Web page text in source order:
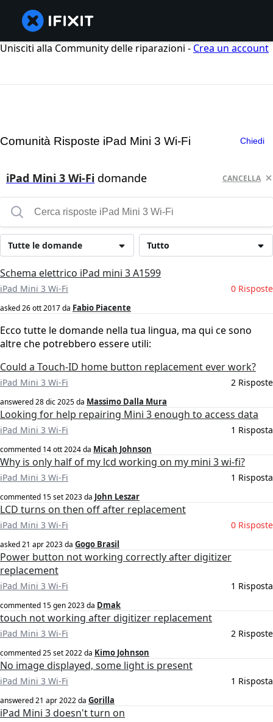
Unisciti alla Community delle riparazioni - Crea un account
Comunità Risposte iPad Mini 3 Wi-Fi Chiedi
iPad Mini 3 Wi-Fi domande CANCELLA
Tutto
Tutte le domande
Schema elettrico iPad mini 3 A1599
iPad Mini 3 Wi-Fi 0 Risposte
asked26 ott 2017da Fabio Piacente
Ecco tutte le domande nella tua lingua, ma qui ce sono
altre che potrebbero essere utili:
Could a Touch-ID home button replacement ever work?
iPad Mini 3 Wi-Fi 2 Risposte
answered28 dic 2025da Massimo Dalla Mura
Looking for help repairing Mini 3 enough to access data
iPad Mini 3 Wi-Fi 1 Risposta
commented 14 ott 2024da Micah Johnson
Why is only half of my lcd working on my mini 3 wi-fi?
iPad Mini 3 Wi-Fi 1 Risposta
commented 15 set 2023da John Leszar
LCD turns on then off after replacement
iPad Mini 3 Wi-Fi 0 Risposte
asked21 apr 2023da Gogo Brasil
Power button not working correctly after digitizer
replacement
iPad Mini 3 Wi-Fi 1 Risposta
commented 15 gen 2023da Dmak
touch not working after digitizer replacement
iPad Mini 3 Wi-Fi 2 Risposte
commented25 set 2022da Kimo Johnson
No image displayed, some light is present
iPad Mini 3 Wi-Fi 1 Risposta
answered21 apr 2022da Gorilla
iPad Mini 3 doesn't turn on